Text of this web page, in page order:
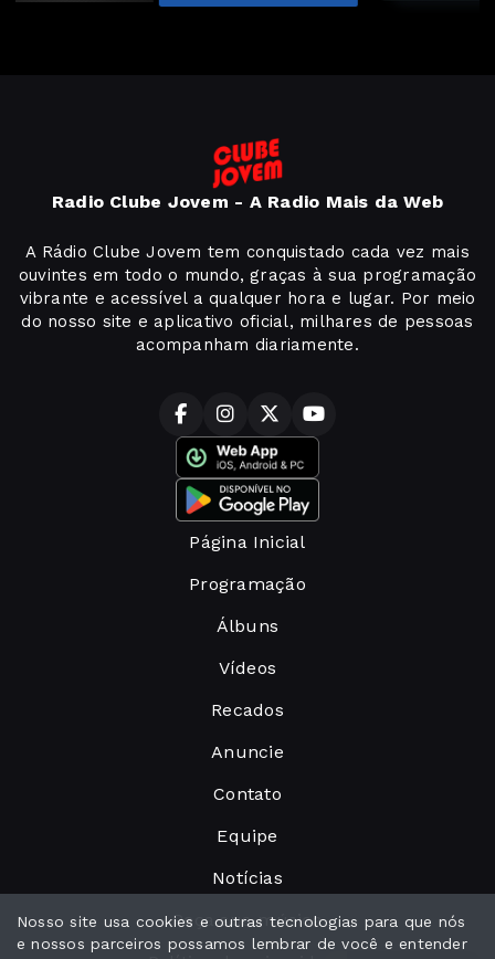
Radio Clube Jovem - A Radio Mais da Web
A Rádio Clube Jovem tem conquistado cada vez mais
ouvintes em todo o mundo, graças à sua programação
vibrante e acessível a qualquer hora e lugar. Por meio
do nosso site e aplicativo oficial, milhares de pessoas
acompanham diariamente.
Página Inicial
Programação
Álbuns
Vídeos
Recados
Anuncie
Contato
Equipe
Notícias
Peça sua música
Nosso site usa cookies e outras tecnologias para que nós
e nossos parceiros possamos lembrar de você e entender